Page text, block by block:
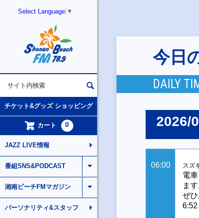
Select Language ▼
チケット&グッズ ショッピング
カート 0
JAZZ LIVE情報
番組SNS&PODCAST
湘南ビーチFMマガジン
パーソナリティ&スタッフ
今日
DAILY
2026/
06:00 スズ
電
ます
ぜ